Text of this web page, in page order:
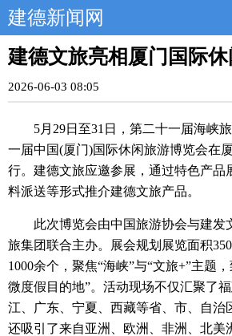
建德新闻网
建德文旅亮相厦门国际
2026-06-03 08:05
5月29日至31日，第二十一届海峡
一届中国(厦门)国际休闲旅游博览会在
行。建德文旅应邀参展，通过特色产品
料派送等形式推介建德文旅产品。
此次博览会由中国旅游协会与建发
旅集团联合主办。展会规划展览面积
1000余个，聚焦“海峡”与“文旅+”主题
微度假目的地”。活动现场不仅汇聚了
江、广东、宁夏、西藏等省、市、自治
还吸引了来自亚洲、欧洲、非洲、北美